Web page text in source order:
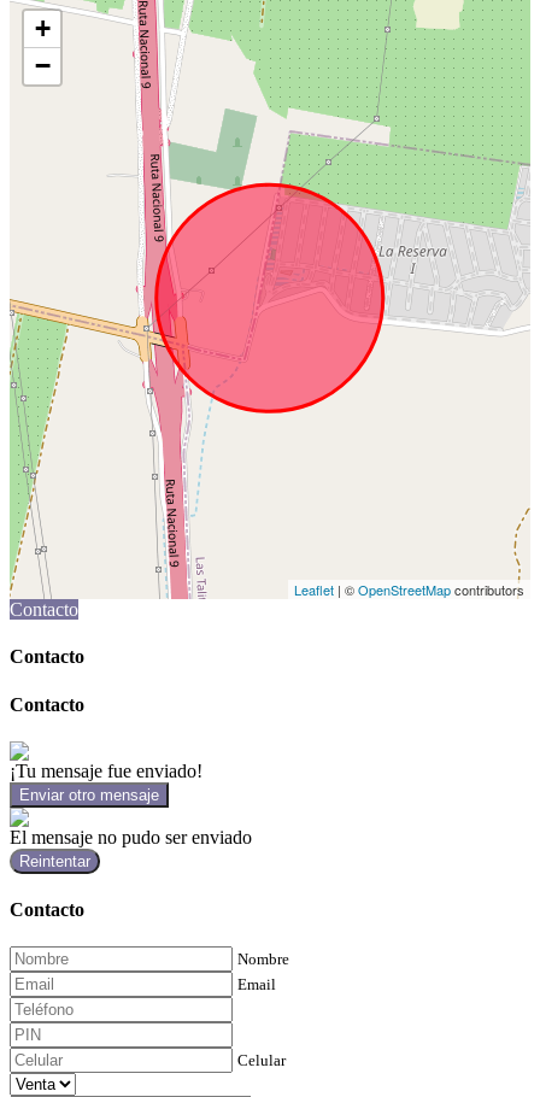
+
−
Leaflet | ©OpenStreetMapcontributors
Contacto
Contacto
Contacto
¡Tu mensaje fue enviado!
Enviar otro mensaje
El mensaje no pudo ser enviado
Reintentar
Contacto
Nombre
Email
Celular